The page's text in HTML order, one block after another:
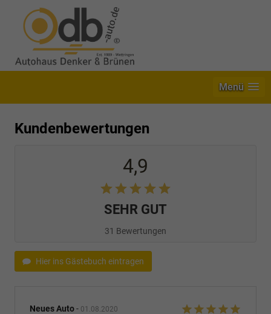
Menü
Kundenbewertungen
4,9
SEHR GUT
31 Bewertungen
Hier ins Gästebuch eintragen
Neues Auto- 01.08.2020